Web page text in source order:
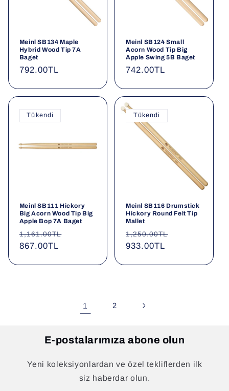
Meinl SB134 Maple
Hybrid Wood Tip 7A
Baget
Normal
792.00TL
Meinl SB124 Small
Acorn Wood Tip Big
Apple Swing 5B Baget
Normal
742.00TL
Tükendi
Meinl SB111 Hickory
Big Acorn Wood Tip Big
Apple Bop 7A Baget
Normal
fiyat
1,161.00TL
867.00TL
Tükendi
Meinl SB116 Drumstick
Hickory Round Felt Tip
Mallet
Normal
fiyat
1,250.00TL
933.00TL
1 2
E-postalarımıza abone olun
Yeni koleksiyonlardan ve özel tekliflerden ilk
siz haberdar olun.